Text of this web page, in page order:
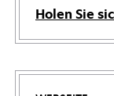
Holen Sie
wird
in